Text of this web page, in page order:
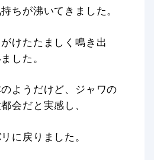
ちが沸いてきました。
けたたましく鳴き出
した。
ようだけど、ジャワの
会だと実感し、
に戻りました。